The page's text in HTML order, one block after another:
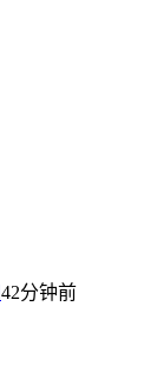
42分钟前